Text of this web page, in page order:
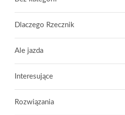
Dlaczego Rzecznik
Ale jazda
Interesujące
Rozwiązania